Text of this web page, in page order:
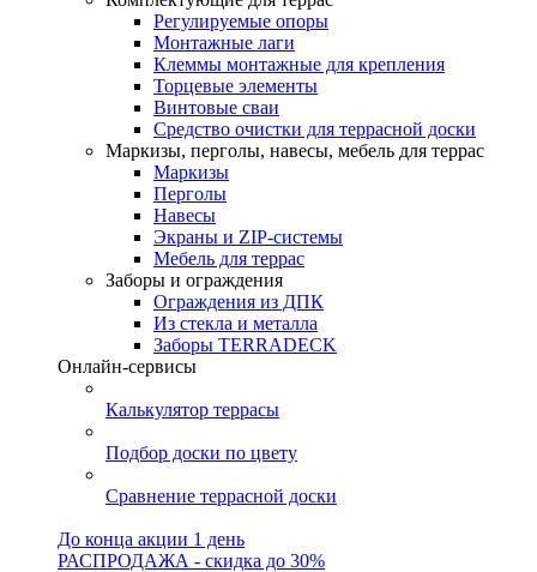
Регулируемые опоры
Монтажные лаги
Клеммы монтажные для крепления
Торцевые элементы
Винтовые сваи
Средство очистки для террасной доски
Маркизы, перголы, навесы, мебель для террас
Маркизы
Перголы
Навесы
Экраны и ZIP-системы
Мебель для террас
Заборы и ограждения
Ограждения из ДПК
Из стекла и металла
Заборы TERRADECK
Онлайн-сервисы
Калькулятор террасы
Подбор доски по цвету
Сравнение террасной доски
До конца акции 1 день
РАСПРОДАЖА - скидка до 30%